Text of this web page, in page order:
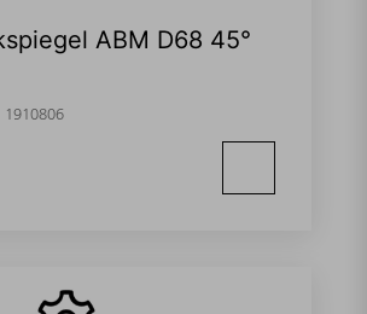
ABM D68 45°
1910806